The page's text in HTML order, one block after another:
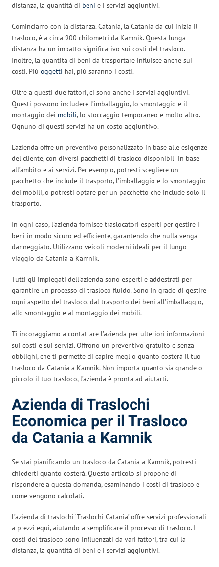
distanza, la quantità di beni e i servizi aggiuntivi.
Cominciamo con la distanza. Catania, la Catania da cui inizia il
trasloco, è a circa 900 chilometri da Kamnik. Questa lunga
distanza ha un impatto significativo sui costi del trasloco.
Inoltre, la quantità di beni da trasportare influisce anche sui
costi. Più oggetti hai, più saranno i costi.
Oltre a questi due fattori, ci sono anche i servizi aggiuntivi.
Questi possono includere l’imballaggio, lo smontaggio e il
montaggio dei mobili, lo stoccaggio temporaneo e molto altro.
Ognuno di questi servizi ha un costo aggiuntivo.
L’azienda offre un preventivo personalizzato in base alle esigenze
del cliente, con diversi pacchetti di trasloco disponibili in base
all’ambito e ai servizi. Per esempio, potresti scegliere un
pacchetto che include il trasporto, l’imballaggio e lo smontaggio
dei mobili, o potresti optare per un pacchetto che include solo il
trasporto.
In ogni caso, l’azienda fornisce traslocatori esperti per gestire i
beni in modo sicuro ed efficiente, garantendo che nulla venga
danneggiato. Utilizzano veicoli moderni ideali per il lungo
viaggio da Catania a Kamnik.
Tutti gli impiegati dell’azienda sono esperti e addestrati per
garantire un processo di trasloco fluido. Sono in grado di gestire
ogni aspetto del trasloco, dal trasporto dei beni all’imballaggio,
allo smontaggio e al montaggio dei mobili.
Ti incoraggiamo a contattare l’azienda per ulteriori informazioni
sui costi e sui servizi. Offrono un preventivo gratuito e senza
obblighi, che ti permette di capire meglio quanto costerà il tuo
trasloco da Catania a Kamnik. Non importa quanto sia grande o
piccolo il tuo trasloco, l’azienda è pronta ad aiutarti.
Azienda di Traslochi
Economica per il Trasloco
da Catania a Kamnik
Se stai pianificando un trasloco da Catania a Kamnik, potresti
chiederti quanto costerà. Questo articolo si propone di
rispondere a questa domanda, esaminando i costi di trasloco e
come vengono calcolati.
L’azienda di traslochi ‘Traslochi Catania’ offre servizi professionali
a prezzi equi, aiutando a semplificare il processo di trasloco. I
costi del trasloco sono influenzati da vari fattori, tra cui la
distanza, la quantità di beni e i servizi aggiuntivi.